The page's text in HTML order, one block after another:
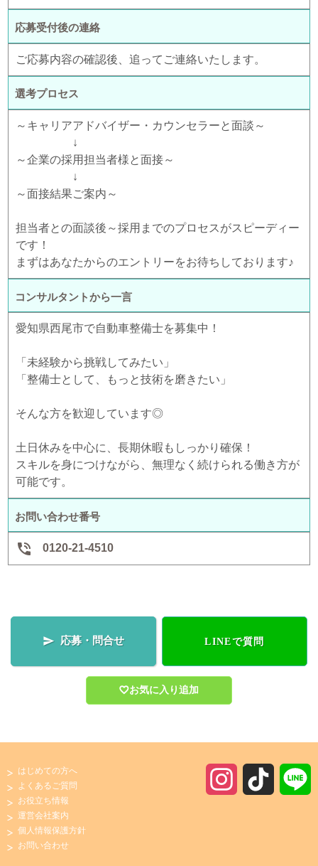
応募受付後の連絡
ご応募内容の確認後、追ってご連絡いたします。
選考プロセス
～キャリアアドバイザー・カウンセラーと面談～
↓
～企業の採用担当者様と面接～
↓
～面接結果ご案内～
担当者との面談後～採用までのプロセスがスピーディー
です！
まずはあなたからのエントリーをお待ちしております♪
コンサルタントから一言
愛知県西尾市で自動車整備士を募集中！
「未経験から挑戦してみたい」
「整備士として、もっと技術を磨きたい」
そんな方を歓迎しています◎
土日休みを中心に、長期休暇もしっかり確保！
スキルを身につけながら、無理なく続けられる働き方が
可能です。
お問い合わせ番号
 0120-21-4510
 応募・問合せ LINEで質問
お気に入り追加
はじめての方へ
よくあるご質問
お役立ち情報
運営会社案内
個人情報保護方針
お問い合わせ